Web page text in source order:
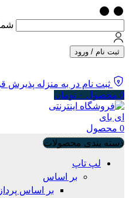
ثبت نام / ورود
ثبت نام در به منزله پذیرش
0 محصول ۰ تومان
0 محصول
دسته بندی محصولات
لپ تاپ
بر اساس
بر اساس